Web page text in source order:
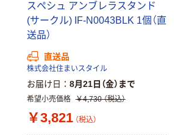
スペシュ アンブレラスタンド
(サークル) IF-N0043BLK 1個（直
送品）
直送品
株式会社住まいスタイル
お届け日 8月21日（金）まで
希望小売価格 ￥4,730 （税込）
￥3,821 （税込）
アスクル はたら
く ふせん
50×15mm
￥386~ （税込）
本気プライス
トイレットペー
パー ダブル60
ア
の
オリジナル
サ
衛
ぞ